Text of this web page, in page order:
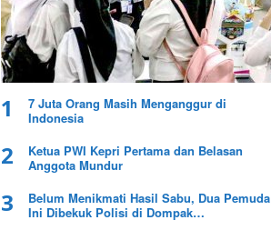
1
7 Juta Orang Masih Menganggur di
Indonesia
2
Ketua PWI Kepri Pertama dan Belasan
Anggota Mundur
3
Belum Menikmati Hasil Sabu, Dua Pemuda
Ini Dibekuk Polisi di Dompak